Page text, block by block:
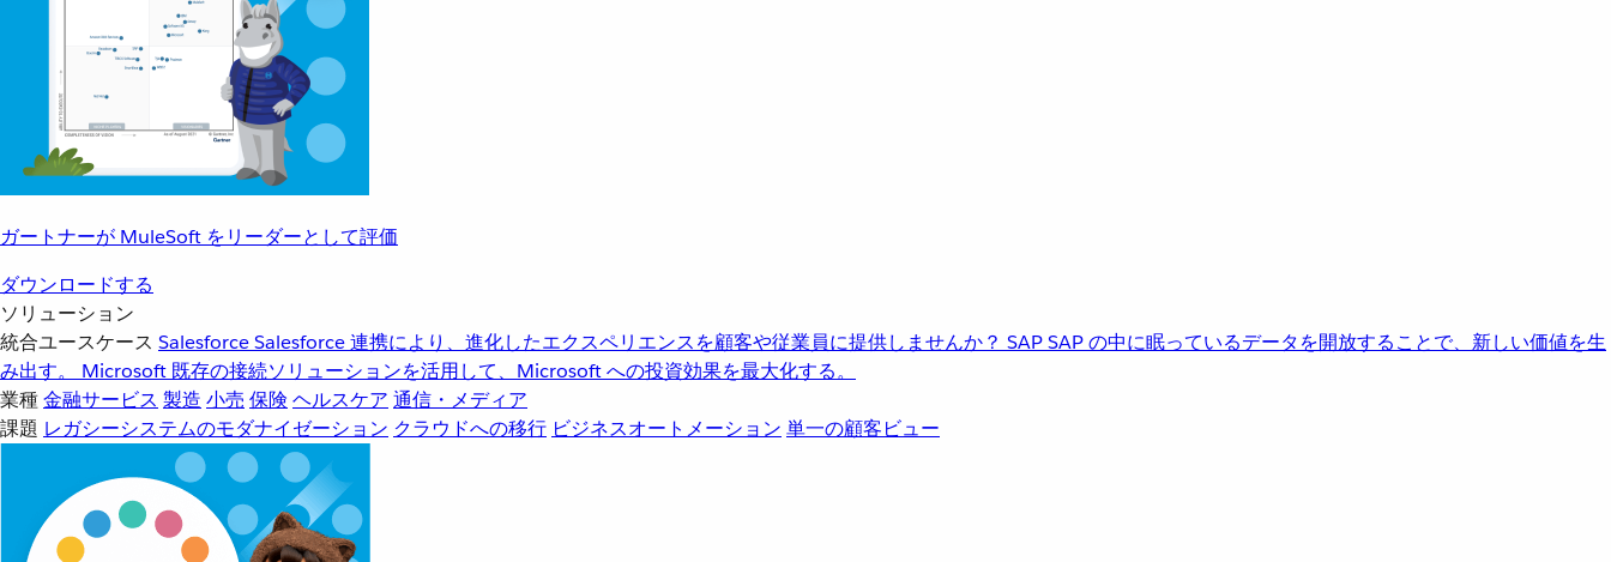
ガートナーが MuleSoft をリーダーとして評価
ダウンロードする
ソリューション
統合ユースケース SalesforceSalesforce 連携により、進化したエクスペリエンスを顧客や従業員に提供しませんか？ SAPSAP の中に眠っているデータを開放することで、新しい価値を生
み出す。
Microsoft 既存の接続ソリューションを活用して、Microsoft への投資効果を最大化する。
業種金融サービス 製造 小売 保険 ヘルスケア 通信・メディア
課題 レガシーシステムのモダナイゼーション クラウドへの移行 ビジネスオートメーション 単一の顧客ビュー